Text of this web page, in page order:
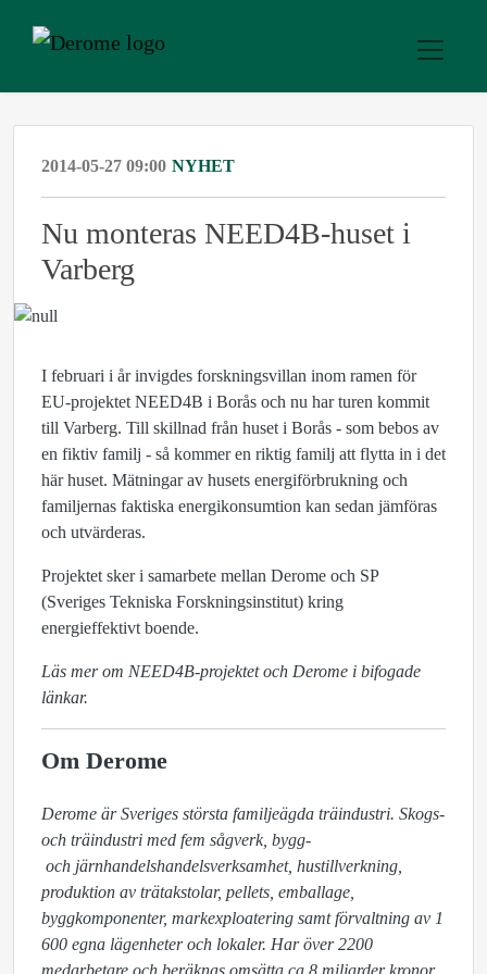
2014-05-27 09:00 NYHET
Nu monteras NEED4B-huset i
Varberg
I februari i år invigdes forskningsvillan inom ramen för
EU-projektet NEED4B i Borås och nu har turen kommit
till Varberg. Till skillnad från huset i Borås - som bebos av
en fiktiv familj - så kommer en riktig familj att flytta in i det
här huset. Mätningar av husets energiförbrukning och
familjernas faktiska energikonsumtion kan sedan jämföras
och utvärderas.
Projektet sker i samarbete mellan Derome och SP
(Sveriges Tekniska Forskningsinstitut) kring
energieffektivt boende.
Läs mer om NEED4B-projektet och Derome i bifogade
länkar.
Om Derome
Derome är Sveriges största familjeägda träindustri. Skogs-
och träindustri med fem sågverk, bygg-
produktion av trätakstolar, pellets, emballage,
byggkomponenter, markexploatering samt förvaltning av 1
600 egna lägenheter och lokaler. Har över 2200
medarbetare och beräknas omsätta ca 8 miljarder kronor